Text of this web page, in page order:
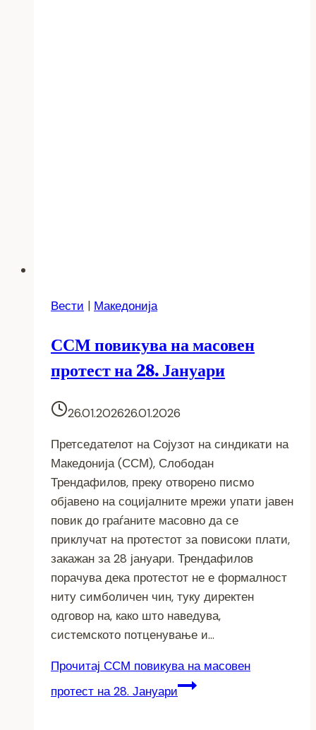
Вести | Македонија
ССМ повикува на масовен
протест на 28. Јануари
26.01.202626.01.2026
Претседателот на Сојузот на синдикати на
Македонија (ССМ), Слободан
Трендафилов, преку отворено писмо
објавено на социјалните мрежи упати јавен
повик до граѓаните масовно да се
приклучат на протестот за повисоки плати,
закажан за 28 јануари. Трендафилов
порачува дека протестот не е формалност
ниту симболичен чин, туку директен
одговор на, како што наведува,
системското потценување и…
Прочитај ССМ повикува на масовен
протест на 28. Јануари